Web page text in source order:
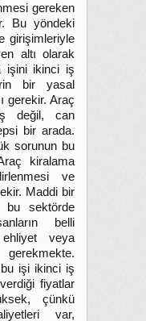
gereken
Bu yöndeki
girişimleriyle
altı olarak
işini ikinci iş
bir yasal
gerekir. Araç
değil, can
bir arada.
sorunun bu
kiralama
ve
Maddi bir
bu sektörde
belli
veya
bu işi ikinci iş
fiyatlar
çünkü
var,